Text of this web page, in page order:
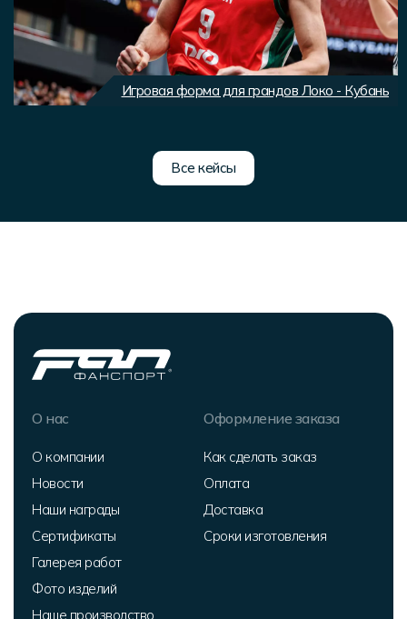
Игровая форма для грандов Локо - Кубань
Все кейсы
О нас
О компании
Новости
Наши награды
Сертификаты
Галерея работ
Фото изделий
Наше производство
Оформление заказа
Как сделать заказ
Оплата
Доставка
Сроки изготовления